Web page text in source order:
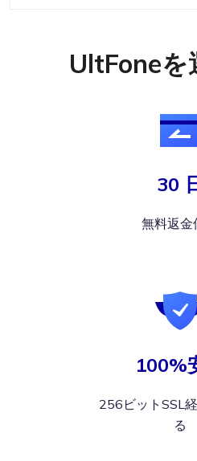
UltFoneを
30
無料返金
100%
256ビットSSL
る